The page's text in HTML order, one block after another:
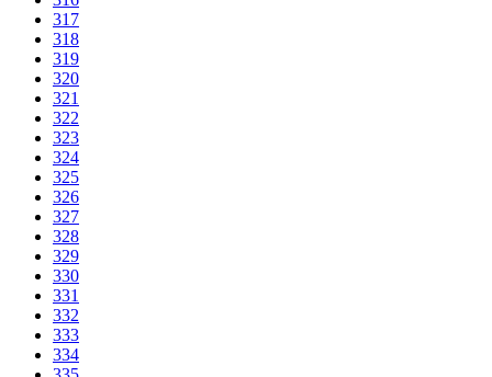
317
318
319
320
321
322
323
324
325
326
327
328
329
330
331
332
333
334